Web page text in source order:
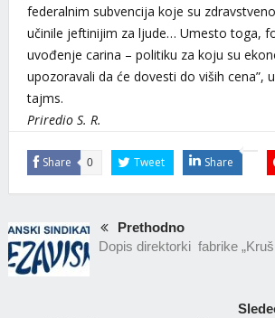
federalnim subvencija koje su
učinile jeftinijim za ljude… Umesto toga,
uvođenje carina – politiku za koju su
upozoravali da će dovesti do viših cena”,
tajms.
Priredio S. R.
Share 0 Tweet Share
Prethodno
Dopis direktorki fabrike